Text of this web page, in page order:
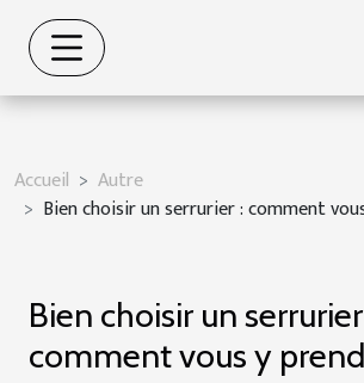
Accueil
Autre
Bien choisir un serrurier : comment
Bien choisir un
comment vous y